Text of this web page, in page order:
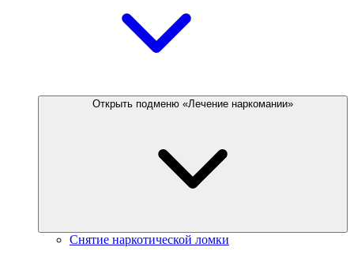
Открыть подменю «Лечение наркомании»
Снятие наркотической ломки